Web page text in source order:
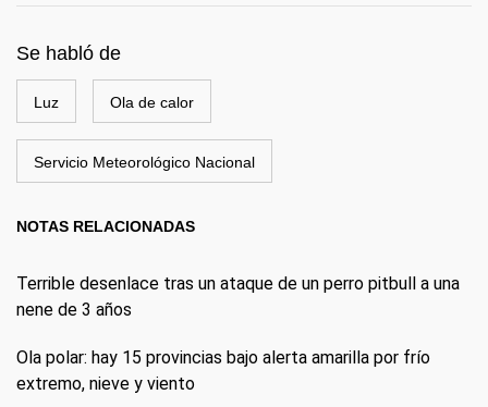
Se habló de
Luz Ola de calor
Servicio Meteorológico Nacional
NOTAS RELACIONADAS
Terrible desenlace tras un ataque de un perro pitbull a una
nene de 3 años
Ola polar: hay 15 provincias bajo alerta amarilla por frío
extremo, nieve y viento